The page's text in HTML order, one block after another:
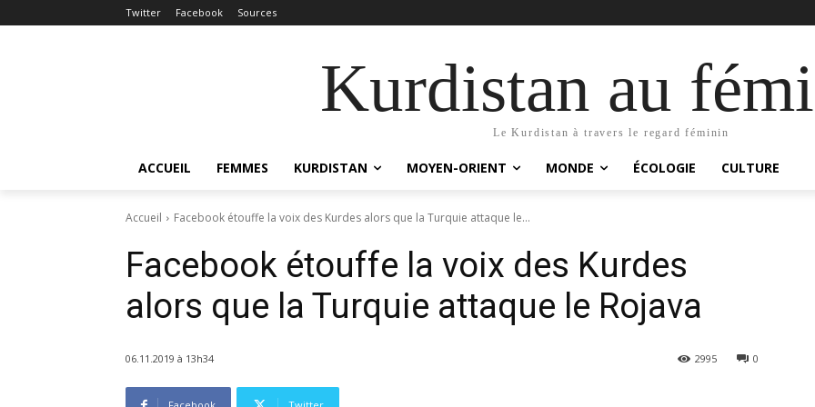
Twitter Facebook Sources
Kurdistan au
Le Kurdistan à travers le regard féminin
ACCUEIL FEMMES KURDISTAN MOYEN-ORIENT MONDE ÉCOLOGIE CULTURE
Accueil Facebook étouffe la voix des Kurdes alors que la Turquie attaque le...
Facebook étouffe la voix des Kurdes
alors que la Turquie attaque le Rojava
06.11.2019 à 13h34 0
2995